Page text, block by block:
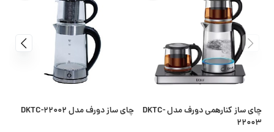
چای ساز کنارهمی دورف مدل DKTC-
22003
چای ساز دورف مدل DKTC-22002